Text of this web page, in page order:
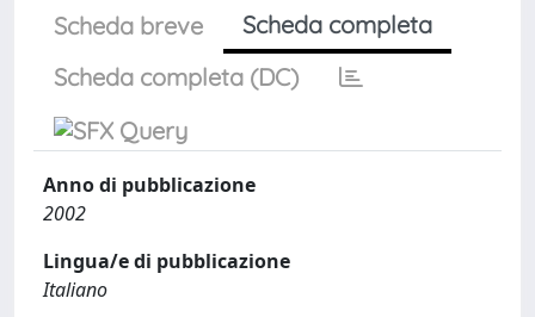
Scheda breve
Scheda completa
Scheda completa (DC)
Anno di pubblicazione
2002
Lingua/e di pubblicazione
Italiano